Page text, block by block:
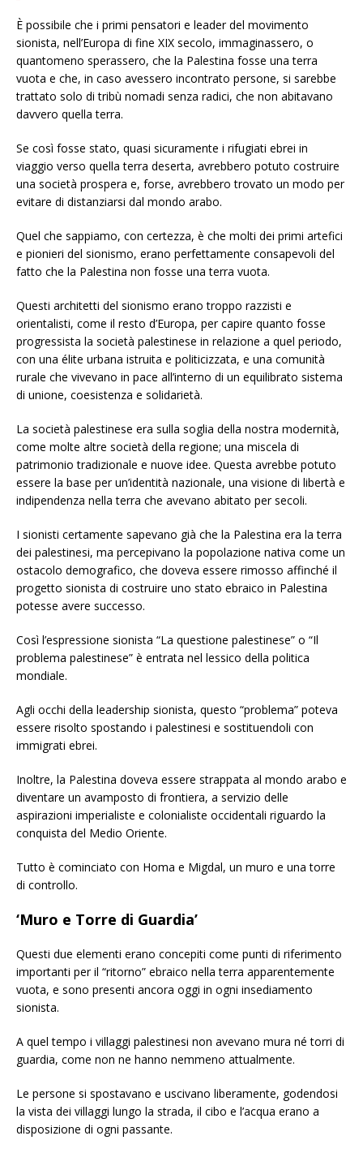
È possibile che i primi pensatori e leader del movimento
sionista, nell’Europa di fine XIX secolo, immaginassero, o
quantomeno sperassero, che la Palestina fosse una terra
vuota e che, in caso avessero incontrato persone, si sarebbe
trattato solo di tribù nomadi senza radici, che non abitavano
davvero quella terra.
Se così fosse stato, quasi sicuramente i rifugiati ebrei in
viaggio verso quella terra deserta, avrebbero potuto costruire
una società prospera e, forse, avrebbero trovato un modo per
evitare di distanziarsi dal mondo arabo.
Quel che sappiamo, con certezza, è che molti dei primi artefici
e pionieri del sionismo, erano perfettamente consapevoli del
fatto che la Palestina non fosse una terra vuota.
Questi architetti del sionismo erano troppo razzisti e
orientalisti, come il resto d’Europa, per capire quanto fosse
progressista la società palestinese in relazione a quel periodo,
con una élite urbana istruita e politicizzata, e una comunità
rurale che vivevano in pace all’interno di un equilibrato sistema
di unione, coesistenza e solidarietà.
La società palestinese era sulla soglia della nostra modernità,
come molte altre società della regione; una miscela di
patrimonio tradizionale e nuove idee. Questa avrebbe potuto
essere la base per un’identità nazionale, una visione di libertà e
indipendenza nella terra che avevano abitato per secoli.
I sionisti certamente sapevano già che la Palestina era la terra
dei palestinesi, ma percepivano la popolazione nativa come un
ostacolo demografico, che doveva essere rimosso affinché il
progetto sionista di costruire uno stato ebraico in Palestina
potesse avere successo.
Così l’espressione sionista “La questione palestinese” o “Il
problema palestinese” è entrata nel lessico della politica
mondiale.
Agli occhi della leadership sionista, questo “problema” poteva
essere risolto spostando i palestinesi e sostituendoli con
immigrati ebrei.
Inoltre, la Palestina doveva essere strappata al mondo arabo e
diventare un avamposto di frontiera, a servizio delle
aspirazioni imperialiste e colonialiste occidentali riguardo la
conquista del Medio Oriente.
Tutto è cominciato con Homa e Migdal, un muro e una torre
di controllo.
‘Muro e Torre di Guardia’
Questi due elementi erano concepiti come punti di riferimento
importanti per il “ritorno” ebraico nella terra apparentemente
vuota, e sono presenti ancora oggi in ogni insediamento
sionista.
A quel tempo i villaggi palestinesi non avevano mura né torri di
guardia, come non ne hanno nemmeno attualmente.
Le persone si spostavano e uscivano liberamente, godendosi
la vista dei villaggi lungo la strada, il cibo e l’acqua erano a
disposizione di ogni passante.